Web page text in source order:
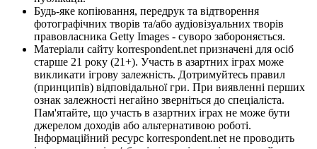
Будь-яке копіювання, передрук та відтворення
фотографічних творів та/або аудіовізуальних творів
правовласника Getty Images - суворо забороняється.
Матеріали сайту korrespondent.net призначені для осіб
старше 21 року (21+). Участь в азартних іграх може
викликати ігрову залежність. Дотримуйтесь правил
(принципів) відповідальної гри. При виявленні перших
ознак залежності негайно зверніться до спеціаліста.
Пам'ятайте, що участь в азартних іграх не може бути
джерелом доходів або альтернативою роботі.
Інформаційний ресурс korrespondent.net не проводить